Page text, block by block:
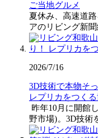
ご当地グルメ
夏休み、高速道
アのリビング新
2026/7/16
3D技術で本物そっ
レプリカをつく
昨年10月に開館
野市場)。3D技術